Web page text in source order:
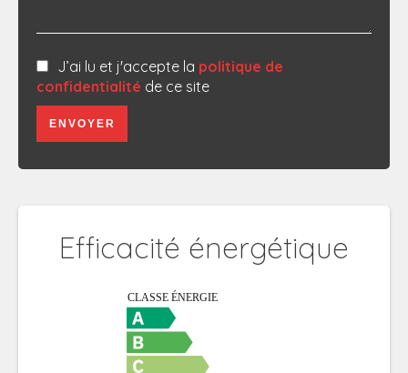
J’ai lu et j'accepte la politique de
confidentialité de ce site
ENVOYER
Efficacité énergétique